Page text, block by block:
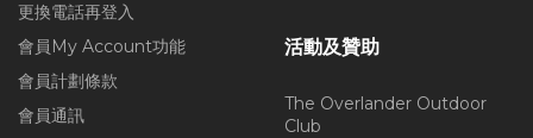
更換電話再登入
會員My Account功能
會員計劃條款
會員通訊
活動及贊助
The Overlander Outdoor
Club